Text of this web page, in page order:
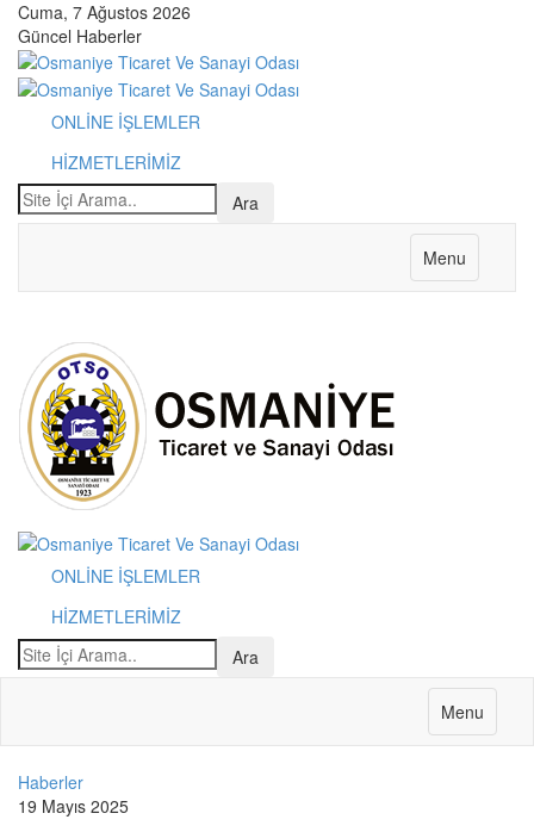
Cuma, 7 Ağustos 2026
Güncel Haberler
ONLİNE İŞLEMLER
HİZMETLERİMİZ
Menu
ONLİNE İŞLEMLER
HİZMETLERİMİZ
Menu
Haberler
19 Mayıs 2025